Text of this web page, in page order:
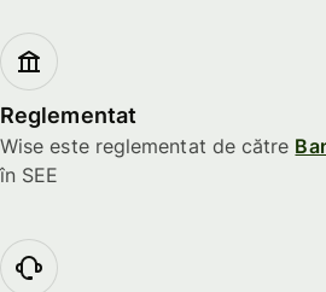
Reglementat
Wise este reglementat de către
în SEE